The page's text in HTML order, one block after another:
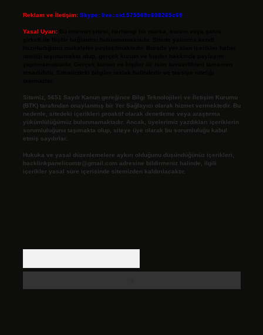
Reklam ve İletişim: Skype: live:.cid.575569c608265c69
Yasal Uyarı:
Sitemiz, 5651 Sayılı Kanun gereğince Bilgi Teknolojileri ve İletişim Kurumu
(BTK) tarafından onaylanmış bir Yer Sağlayıcı olarak hizmet vermektedir. Bu
nedenle, sitedeki içerikleri proaktif olarak denetleme veya araştırma
yükümlülüğümüz bulunmamaktadır. Ancak, üyelerimiz yazdıkları içeriklerin
sorumluluğunu taşımakta olup, siteye üye olarak bu sorumluluğu kabul
etmiş sayılırlar.
Hukuka ve yasal düzenlemelere aykırı olduğunu düşündüğünüz içerikleri,
backlinkpanelicomtr@gmail.com adresine bildirmeniz halinde, ilgili
içerikler yasal süre içerisinde sitemizden kaldırılacaktır.